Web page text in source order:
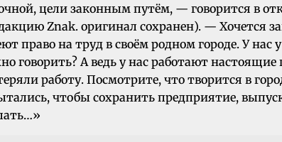
цели законным путём, — говорится в
Znak. оригинал сохранен). — Хочется
право на труд в своём родном городе. У нас
говорить? А ведь у нас работают
работу. Посмотрите, что творится в
чтобы сохранить предприятие,